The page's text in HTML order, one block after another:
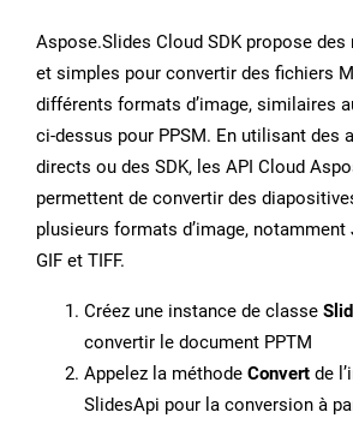
Aspose.Slides Cloud SDK propose
et simples pour convertir des fichiers
différents formats d’image, similaires
ci-dessus pour PPSM. En utilisant des
directs ou des SDK, les API Cloud
permettent de convertir des
plusieurs formats d’image, notamment
GIF et TIFF.
Créez une instance de classe
convertir le document PPTM
Appelez la méthode Convert de
SlidesApi pour la conversion à